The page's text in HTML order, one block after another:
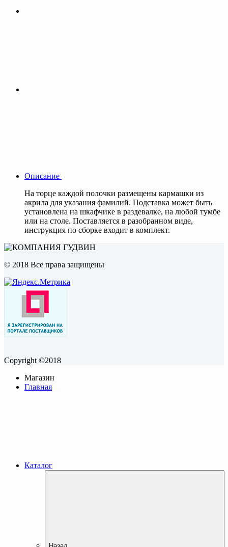
Описание
На торце каждой полочки размещены кармашки из
акрила для указания фамилий. Подставка может быть
установлена на шкафчике в раздевалке, на любой тумбе
или на столе. Поставляется в разобранном виде,
инструкция по сборке входит в комплект.
© 2018 Все права защищены
Copyright ©2018
Магазин
Главная
Каталог